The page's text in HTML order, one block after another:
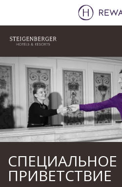
Слайд 1 из 1
СПЕЦИАЛЬНОЕ
ПРИВЕТСТВИЕ